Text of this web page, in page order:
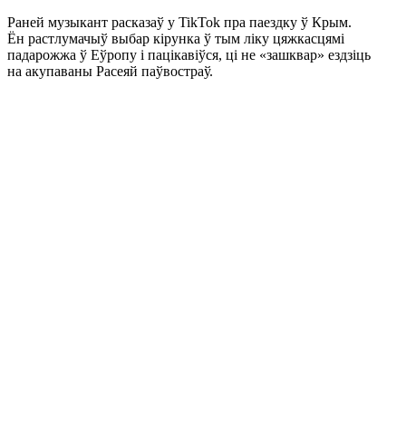
Раней музыкант расказаў у TikTok пра паездку ў Крым.
Ён растлумачыў выбар кірунка ў тым ліку цяжкасцямі
падарожжа ў Еўропу і пацікавіўся, ці не «зашквар» ездзіць
на акупаваны Расеяй паўвостраў.